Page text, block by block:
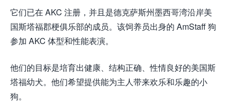
它们已在 AKC 注册，并且是德克萨斯州墨西哥湾沿岸美
国斯塔福郡梗俱乐部的成员。该饲养员出身的 AmStaff 狗
参加 AKC 体型和性能表演。
他们的目标是培育出健康、结构正确、性情良好的美国斯
塔福幼犬。他们希望提供能为主人带来欢乐和乐趣的小
狗。